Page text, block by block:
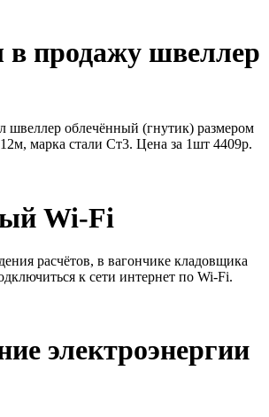
в продажу швеллер
швеллер облечённый (гнутик) размером
марка стали Ст3. Цена за 1шт 4409р.
Wi-Fi
расчётов, в вагончике кладовщика
к сети интернет по Wi-Fi.
электроэнергии